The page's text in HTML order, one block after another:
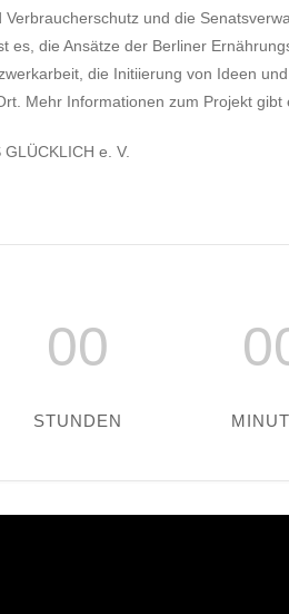
und die
es, die Ansätze der Berliner
die Initiierung von Ideen
Mehr Informationen zum Projekt gibt
e. V.
00
STUNDEN